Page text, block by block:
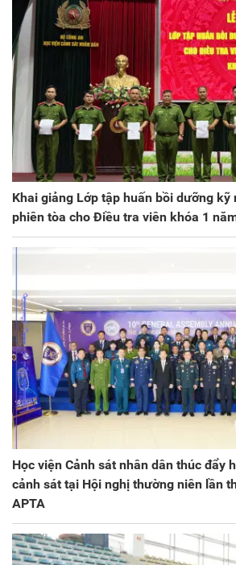
Khai giảng Lớp tập huấn bồi dưỡng kỹ
phiên tòa cho Điều tra viên khóa 1
Học viện Cảnh sát nhân dân thúc đẩy
cảnh sát tại Hội nghị thường niên lần
APTA